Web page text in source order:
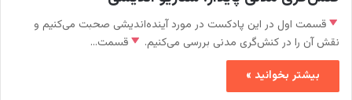
قسمت اول در این پادکست در مورد آینده‌اندیشی صحبت می‌کنیم و
نقش آن را در کنش‌گری مدنی بررسی می‌کنیم.
قسمت…
بیشتر بخوانید »